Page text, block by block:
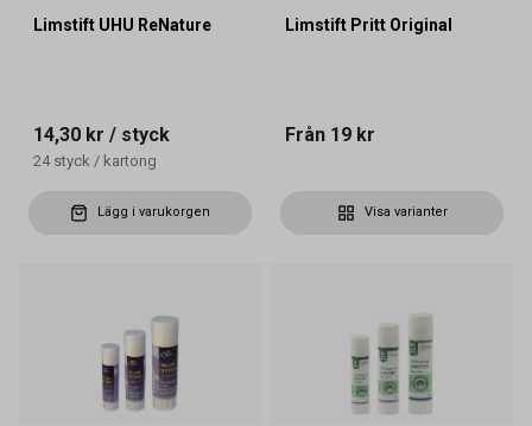
Limstift UHU ReNature
14,30 kr / styck
24 styck / kartong
Lägg i varukorgen
Limstift Pritt Original
Från 19 kr
Visa varianter